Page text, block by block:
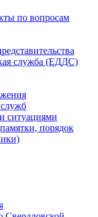
по вопросам
служба (ЕДДС)
ситуациями
порядок